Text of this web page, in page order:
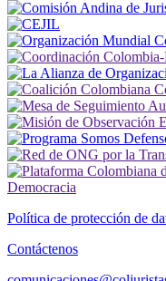
Política de protección de
Contáctenos